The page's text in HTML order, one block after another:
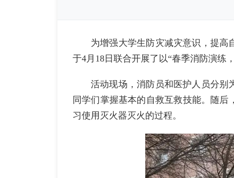
为增强大学生防灾减灾意识，提高
于4月18日联合开展了以“春季消防演练
活动现场，消防员和医护人员分别
同学们掌握基本的自救互救技能。随
习使用灭火器灭火的过程。